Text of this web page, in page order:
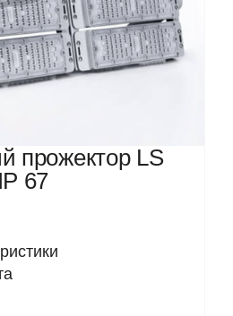
прожектор LS
67